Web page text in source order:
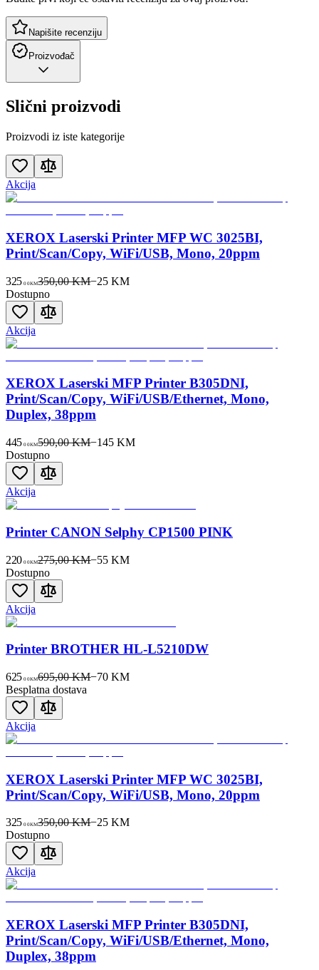
Napišite recenziju
Proizvođač
Slični proizvodi
Proizvodi iz iste kategorije
Akcija
XEROX Laserski Printer MFP WC 3025BI,
Print/Scan/Copy, WiFi/USB, Mono, 20ppm
325 00KM350,00 KM−25 KM
Dostupno
Akcija
XEROX Laserski MFP Printer B305DNI,
Print/Scan/Copy, WiFi/USB/Ethernet, Mono,
Duplex, 38ppm
445 00KM590,00 KM−145 KM
Dostupno
Akcija
Printer CANON Selphy CP1500 PINK
220 00KM275,00 KM−55 KM
Dostupno
Akcija
Printer BROTHER HL-L5210DW
625 00KM695,00 KM−70 KM
Besplatna dostava
Akcija
XEROX Laserski Printer MFP WC 3025BI,
Print/Scan/Copy, WiFi/USB, Mono, 20ppm
325 00KM350,00 KM−25 KM
Dostupno
Akcija
XEROX Laserski MFP Printer B305DNI,
Print/Scan/Copy, WiFi/USB/Ethernet, Mono,
Duplex, 38ppm